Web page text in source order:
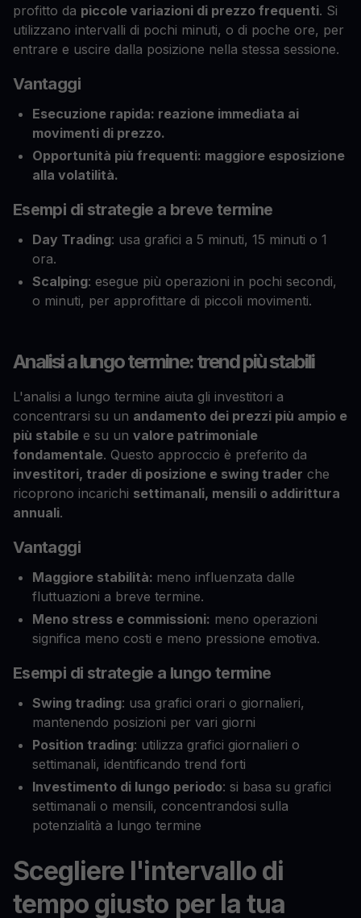
profitto da piccole variazioni di prezzo frequenti. Si
utilizzano intervalli di pochi minuti, o di poche ore, per
entrare e uscire dalla posizione nella stessa sessione.
Vantaggi
Esecuzione rapida: reazione immediata ai
movimenti di prezzo.
Opportunità più frequenti: maggiore esposizione
alla volatilità.
Esempi di strategie a breve termine
Day Trading: usa grafici a 5 minuti, 15 minuti o 1
ora.
Scalping: esegue più operazioni in pochi secondi,
o minuti, per approfittare di piccoli movimenti.
Analisi a lungo termine: trend più stabili
L'analisi a lungo termine aiuta gli investitori a
concentrarsi su un andamento dei prezzi più ampio e
più stabile e su un valore patrimoniale
fondamentale. Questo approccio è preferito da
investitori, trader di posizione e swing trader che
ricoprono incarichi settimanali, mensili o addirittura
annuali.
Vantaggi
Maggiore stabilità: meno influenzata dalle
fluttuazioni a breve termine.
Meno stress e commissioni: meno operazioni
significa meno costi e meno pressione emotiva.
Esempi di strategie a lungo termine
Swing trading: usa grafici orari o giornalieri,
mantenendo posizioni per vari giorni
Position trading: utilizza grafici giornalieri o
settimanali, identificando trend forti
Investimento di lungo periodo: si basa su grafici
settimanali o mensili, concentrandosi sulla
potenzialità a lungo termine
Scegliere l'intervallo di
tempo giusto per la tua